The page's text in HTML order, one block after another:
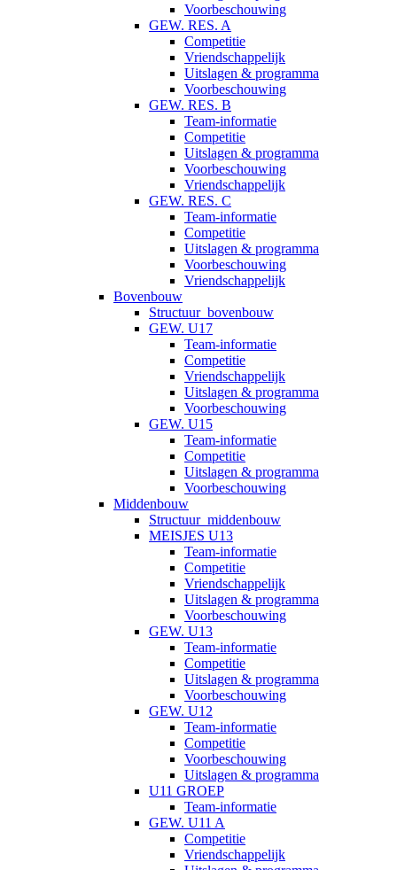
Voorbeschouwing
GEW. RES. A
Competitie
Vriendschappelijk
Uitslagen & programma
Voorbeschouwing
GEW. RES. B
Team-informatie
Competitie
Uitslagen & programma
Voorbeschouwing
Vriendschappelijk
GEW. RES. C
Team-informatie
Competitie
Uitslagen & programma
Voorbeschouwing
Vriendschappelijk
Bovenbouw
Structuur_bovenbouw
GEW. U17
Team-informatie
Competitie
Vriendschappelijk
Uitslagen & programma
Voorbeschouwing
GEW. U15
Team-informatie
Competitie
Uitslagen & programma
Voorbeschouwing
Middenbouw
Structuur_middenbouw
MEISJES U13
Team-informatie
Competitie
Vriendschappelijk
Uitslagen & programma
Voorbeschouwing
GEW. U13
Team-informatie
Competitie
Uitslagen & programma
Voorbeschouwing
GEW. U12
Team-informatie
Competitie
Voorbeschouwing
Uitslagen & programma
U11 GROEP
Team-informatie
GEW. U11 A
Competitie
Vriendschappelijk